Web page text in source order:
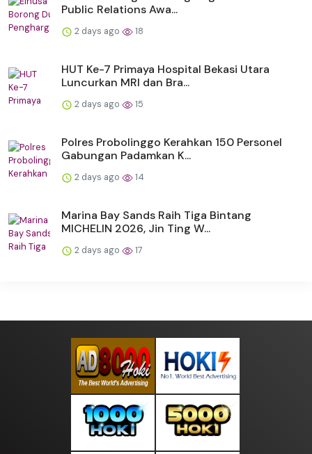
Public Relations Awa...
2 days ago 18
HUT Ke-7 Primaya Hospital Bekasi Utara
Luncurkan MRI dan Bra...
2 days ago 15
Polres Probolinggo Kerahkan 150 Personel
Gabungan Padamkan K...
2 days ago 14
Marina Bay Sands Raih Tiga Bintang
MICHELIN 2026, Jin Ting W...
2 days ago 17